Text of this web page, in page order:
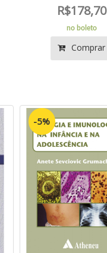
R$178,70
no boleto
Comprar
-5%